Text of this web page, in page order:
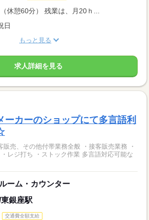
休憩60分） 残業は、月20ｈ...
日
もっと見る
求人詳細を見る
ーカーのショップにて多言語利
販売、その他付帯業務全般 ・接客販売業務 ・
レジ打ち ・ストック作業 多言語対応可能な
ーム・カウンター
銀座駅
交通費全額支給